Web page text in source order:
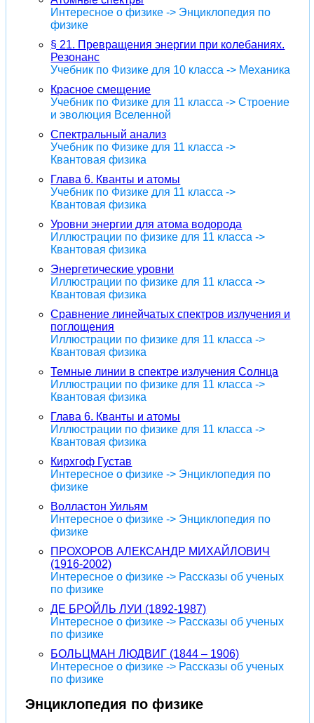
Интересное о физике -> Энциклопедия по
физике
§ 21. Превращения энергии при колебаниях.
Резонанс
Учебник по Физике для 10 класса -> Механика
Красное смещение
Учебник по Физике для 11 класса -> Строение
и эволюция Вселенной
Спектральный анализ
Учебник по Физике для 11 класса ->
Квантовая физика
Глава 6. Кванты и атомы
Учебник по Физике для 11 класса ->
Квантовая физика
Уровни энергии для атома водорода
Иллюстрации по физике для 11 класса ->
Квантовая физика
Энергетические уровни
Иллюстрации по физике для 11 класса ->
Квантовая физика
Сравнение линейчатых спектров излучения и
поглощения
Иллюстрации по физике для 11 класса ->
Квантовая физика
Темные линии в спектре излучения Солнца
Иллюстрации по физике для 11 класса ->
Квантовая физика
Глава 6. Кванты и атомы
Иллюстрации по физике для 11 класса ->
Квантовая физика
Кирхгоф Густав
Интересное о физике -> Энциклопедия по
физике
Волластон Уильям
Интересное о физике -> Энциклопедия по
физике
ПРОХОРОВ АЛЕКСАНДР МИХАЙЛОВИЧ
(1916-2002)
Интересное о физике -> Рассказы об ученых
по физике
ДЕ БРОЙЛЬ ЛУИ (1892-1987)
Интересное о физике -> Рассказы об ученых
по физике
БОЛЬЦМАН ЛЮДВИГ (1844 – 1906)
Интересное о физике -> Рассказы об ученых
по физике
Энциклопедия по физике